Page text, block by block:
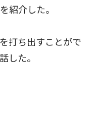
紹介した。
打ち出すことがで
した。